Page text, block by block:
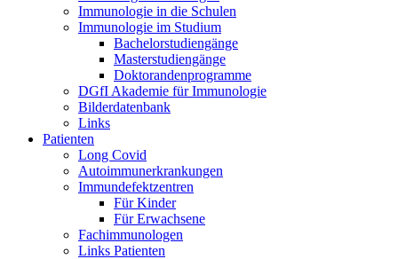
Immunologie in die Schulen
Immunologie im Studium
Bachelorstudiengänge
Masterstudiengänge
Doktorandenprogramme
DGfI Akademie für Immunologie
Bilderdatenbank
Links
Patienten
Long Covid
Autoimmunerkrankungen
Immundefektzentren
Für Kinder
Für Erwachsene
Fachimmunologen
Links Patienten